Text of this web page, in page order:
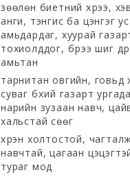
зөөлөн биетний хүрээ,
анги, тэнгис ба цэнгэг
амьдардаг, хуурай
тохиолддог, бүрээ шиг
амьтан
тарнитан овгийн, говьд
суваг бүхий газарт
нарийн зузаан навч,
хальстай сөөг
хүрэн холтостой,
навчтай, цагаан
тураг мод